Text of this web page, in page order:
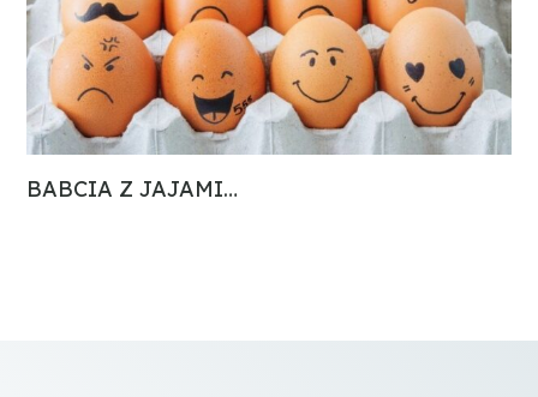
BABCIA Z JAJAMI…